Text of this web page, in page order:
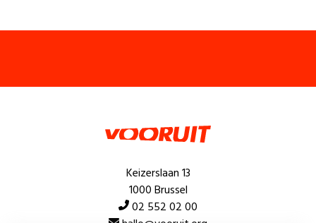
Keizerslaan 13
1000 Brussel
02 552 02 00